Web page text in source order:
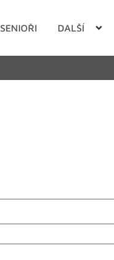
SENIOŘI DALŠÍ